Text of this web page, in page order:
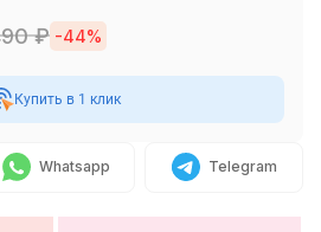
₽ -44%
Купить в 1 клик
Whatsapp Telegram